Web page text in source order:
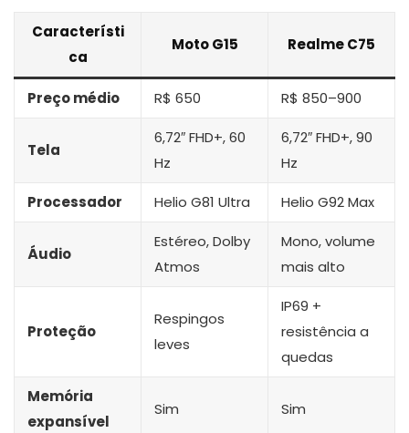
Característi
ca
Moto G15 Realme C75
Preço médio R$ 650 R$ 850–900
Tela
6,72″ FHD+, 60
Hz
6,72″ FHD+, 90
Hz
Processador Helio G81 Ultra Helio G92 Max
Áudio
Estéreo, Dolby
Atmos
Mono, volume
mais alto
Proteção
Respingos
leves
IP69 +
resistência a
quedas
Memória
expansível
Sim Sim